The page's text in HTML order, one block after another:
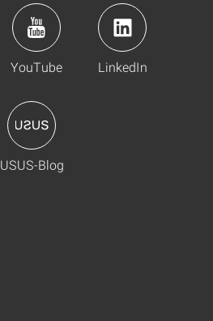
YouTube LinkedIn
USUS-Blog